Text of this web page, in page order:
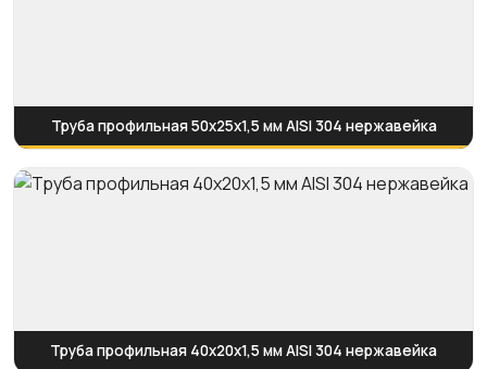
Труба профильная 50х25х1,5 мм AISI 304 нержавейка
Труба профильная 40х20х1,5 мм AISI 304 нержавейка